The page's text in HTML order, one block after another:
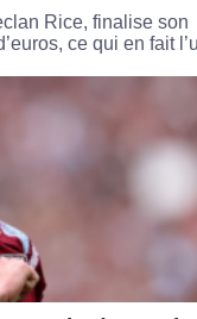
Rice, finalise son
ce qui en fait